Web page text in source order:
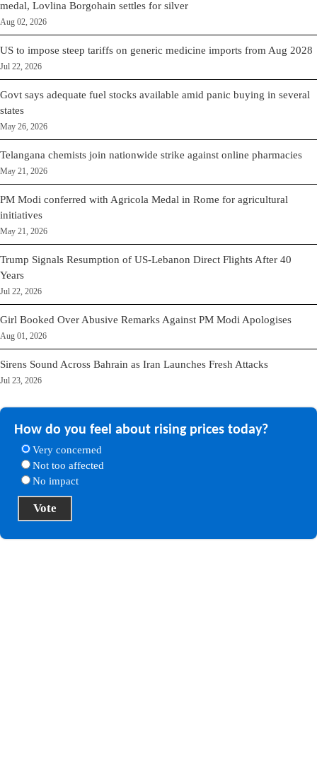
medal, Lovlina Borgohain settles for silver
Aug 02, 2026
US to impose steep tariffs on generic medicine imports from Aug 2028
Jul 22, 2026
Govt says adequate fuel stocks available amid panic buying in several
states
May 26, 2026
Telangana chemists join nationwide strike against online pharmacies
May 21, 2026
PM Modi conferred with Agricola Medal in Rome for agricultural
initiatives
May 21, 2026
Trump Signals Resumption of US-Lebanon Direct Flights After 40
Years
Jul 22, 2026
Girl Booked Over Abusive Remarks Against PM Modi Apologises
Aug 01, 2026
Sirens Sound Across Bahrain as Iran Launches Fresh Attacks
Jul 23, 2026
How do you feel about rising prices today?
Very concerned
Not too affected
No impact